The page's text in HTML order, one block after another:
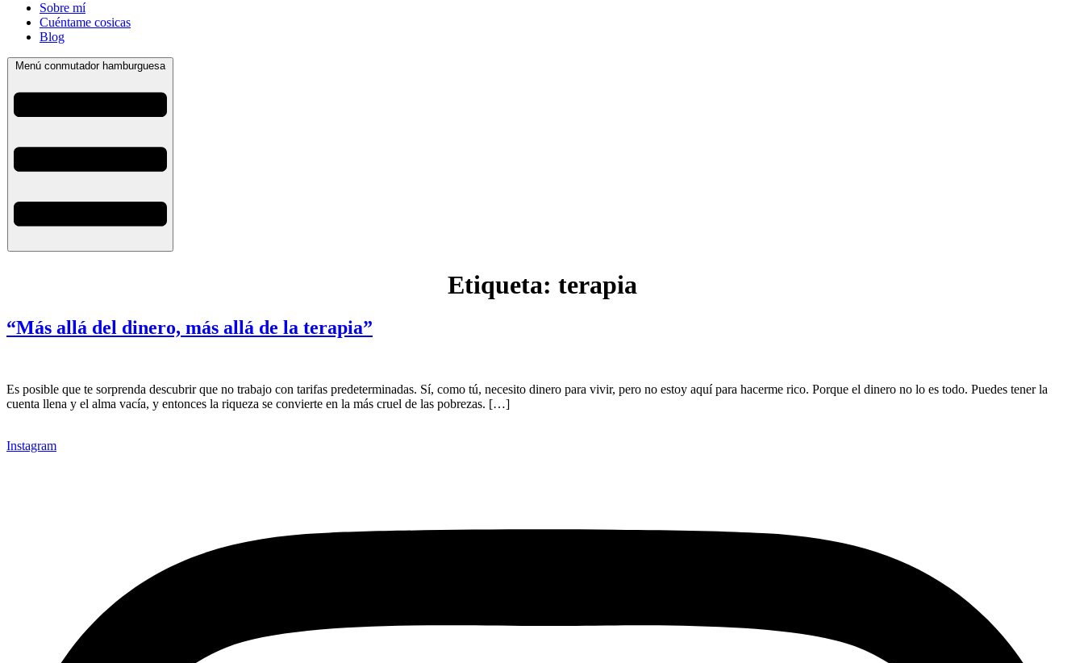
Sobre mí
Cuéntame cosicas
Blog
Menú conmutador hamburguesa
Etiqueta: terapia
“Más allá del dinero, más allá de la terapia”
Es posible que te sorprenda descubrir que no trabajo con tarifas predeterminadas. Sí, como tú, necesito dinero para vivir, pero no estoy aquí para hacerme rico. Porque el dinero no lo es todo. Puedes tener la
cuenta llena y el alma vacía, y entonces la riqueza se convierte en la más cruel de las pobrezas. […]
Instagram